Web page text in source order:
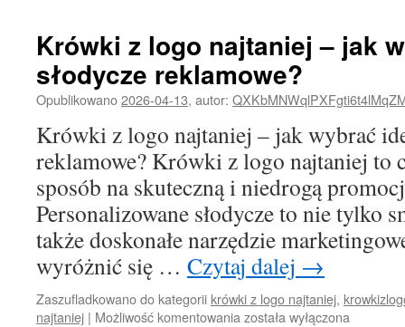
–
jak
wybrać
idealne
reklamowe?
Krówki z logo najtaniej – jak
słodycze reklamowe?
Opublikowano2026-04-13, autor:
Krówki z logo najtaniej – jak wybrać
reklamowe? Krówki z logo najtaniej to
sposób na skuteczną i niedrogą
Personalizowane słodycze to nie tylko
także doskonałe narzędzie
wyróżnić się … Czytaj dalej →
Zaszufladkowano do kategorii krówki z logo najtaniej,
najtaniej | Możliwość komentowania Krówki
została wyłączona